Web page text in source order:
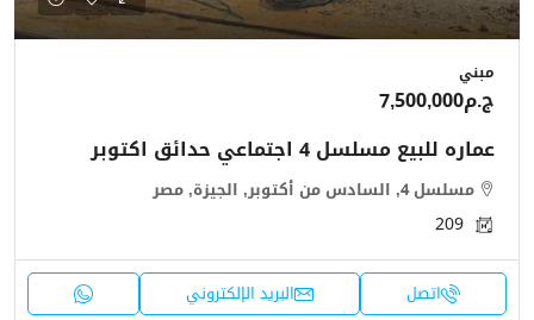
مبني
ج.م7,500,000
عماره للبيع مسلسل 4 اجتماعي حدائق اكتوبر
مسلسل 4, السادس من أكتوبر, الجيزة, مصر
209
اتصل البريد الإلكتروني